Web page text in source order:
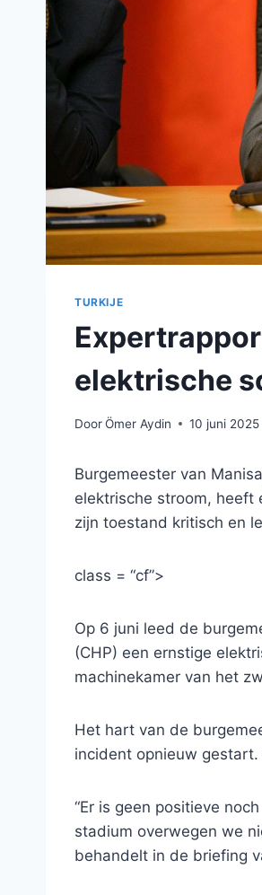
TURKIJE
elektrische
DoorÖmer Aydin 10 juni 2025
Burgemeester van
elektrische stroom, heeft
zijn toestand kritisch en
class = “cf”>
Op 6 juni leed de
(CHP) een ernstige
machinekamer van het
Het hart van de
incident opnieuw
“Er is geen positieve
stadium overwegen we
behandelt in de briefing